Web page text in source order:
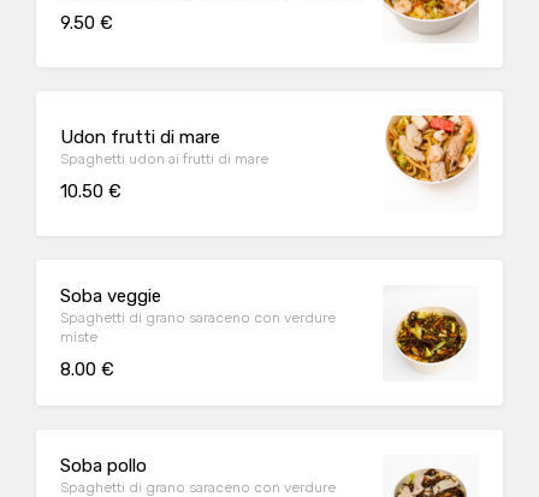
9.50 €
Udon frutti di mare
Spaghetti udon ai frutti di mare
10.50 €
Soba veggie
Spaghetti di grano saraceno con verdure
miste
8.00 €
Soba pollo
Spaghetti di grano saraceno con verdure